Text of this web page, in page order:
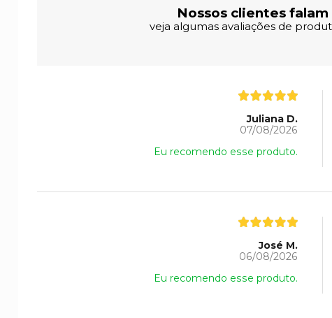
Nossos clientes falam
veja algumas avaliações de
Juliana D.
07/08/2026
Eu recomendo esse produto.
José M.
06/08/2026
Eu recomendo esse produto.